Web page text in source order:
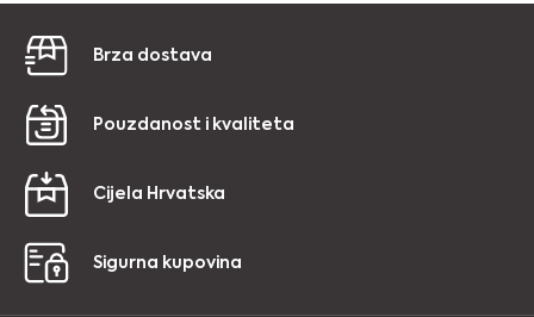
Brza dostava
Pouzdanost i kvaliteta
Cijela Hrvatska
Sigurna kupovina